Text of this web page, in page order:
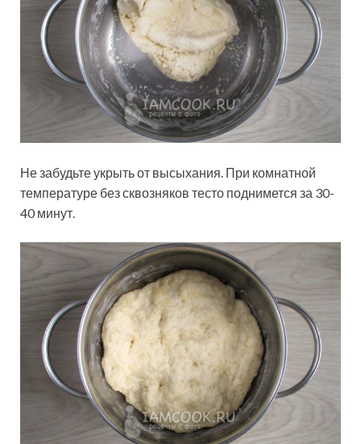
Не забудьте укрыть от высыхания. При комнатной
температуре без сквозняков тесто поднимется за 30-
40 минут.